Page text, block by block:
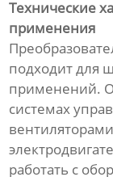
Технические
применения
подходит для
применений.
системах
работать с